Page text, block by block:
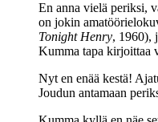
En anna vielä periksi,
on jokin
Tonight Henry, 1960),
Kumma tapa kirjoittaa
Nyt en enää kestä!
Joudun antamaan